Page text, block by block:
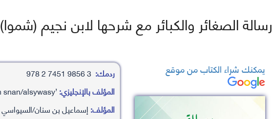
رسالة الصغائر والكبائر مع شرحها لابن نجيم (شموا)
يمكنك شراء الكتاب من موقع ردمك:
المؤلف بالإنجليزي:’isma’ayl bn snan/alsywasy
المؤلف:إسماعيل بن سنان/السيواسي